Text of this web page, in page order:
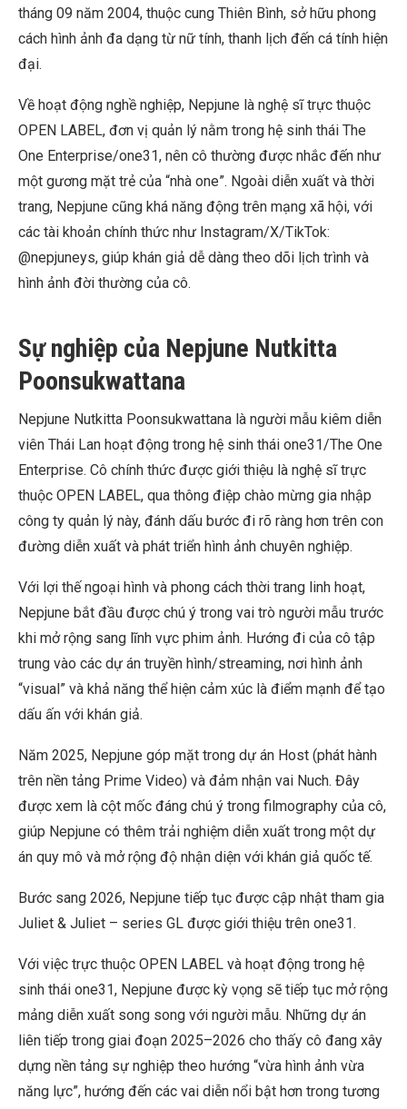
tháng 09 năm 2004, thuộc cung Thiên Bình, sở hữu phong
cách hình ảnh đa dạng từ nữ tính, thanh lịch đến cá tính hiện
đại.
Về hoạt động nghề nghiệp, Nepjune là nghệ sĩ trực thuộc
OPEN LABEL, đơn vị quản lý nằm trong hệ sinh thái The
One Enterprise/one31, nên cô thường được nhắc đến như
một gương mặt trẻ của “nhà one”. Ngoài diễn xuất và thời
trang, Nepjune cũng khá năng động trên mạng xã hội, với
các tài khoản chính thức như Instagram/X/TikTok:
@nepjuneys, giúp khán giả dễ dàng theo dõi lịch trình và
hình ảnh đời thường của cô.
Sự nghiệp của Nepjune Nutkitta
Poonsukwattana
Nepjune Nutkitta Poonsukwattana là người mẫu kiêm diễn
viên Thái Lan hoạt động trong hệ sinh thái one31/The One
Enterprise. Cô chính thức được giới thiệu là nghệ sĩ trực
thuộc OPEN LABEL, qua thông điệp chào mừng gia nhập
công ty quản lý này, đánh dấu bước đi rõ ràng hơn trên con
đường diễn xuất và phát triển hình ảnh chuyên nghiệp.
Với lợi thế ngoại hình và phong cách thời trang linh hoạt,
Nepjune bắt đầu được chú ý trong vai trò người mẫu trước
khi mở rộng sang lĩnh vực phim ảnh. Hướng đi của cô tập
trung vào các dự án truyền hình/streaming, nơi hình ảnh
“visual” và khả năng thể hiện cảm xúc là điểm mạnh để tạo
dấu ấn với khán giả.
Năm 2025, Nepjune góp mặt trong dự án Host (phát hành
trên nền tảng Prime Video) và đảm nhận vai Nuch. Đây
được xem là cột mốc đáng chú ý trong filmography của cô,
giúp Nepjune có thêm trải nghiệm diễn xuất trong một dự
án quy mô và mở rộng độ nhận diện với khán giả quốc tế.
Bước sang 2026, Nepjune tiếp tục được cập nhật tham gia
Juliet & Juliet – series GL được giới thiệu trên one31.
Với việc trực thuộc OPEN LABEL và hoạt động trong hệ
sinh thái one31, Nepjune được kỳ vọng sẽ tiếp tục mở rộng
mảng diễn xuất song song với người mẫu. Những dự án
liên tiếp trong giai đoạn 2025–2026 cho thấy cô đang xây
dựng nền tảng sự nghiệp theo hướng “vừa hình ảnh vừa
năng lực”, hướng đến các vai diễn nổi bật hơn trong tương